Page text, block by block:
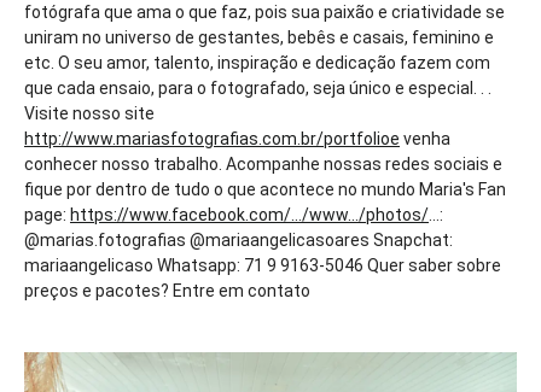
fotógrafa que ama o que faz, pois sua paixão e criatividade se
uniram no universo de gestantes, bebês e casais, feminino e
etc. O seu amor, talento, inspiração e dedicação fazem com
que cada ensaio, para o fotografado, seja único e especial. . .
Visite nosso site
http://www.mariasfotografias.com.br/portfolioe venha
conhecer nosso trabalho. Acompanhe nossas redes sociais e
fique por dentro de tudo o que acontece no mundo Maria's Fan
page: https://www.facebook.com/.../www.../photos/ ...:
@marias.fotografias @mariaangelicasoares Snapchat:
mariaangelicaso Whatsapp: 71 9 9163-5046 Quer saber sobre
preços e pacotes? Entre em contato